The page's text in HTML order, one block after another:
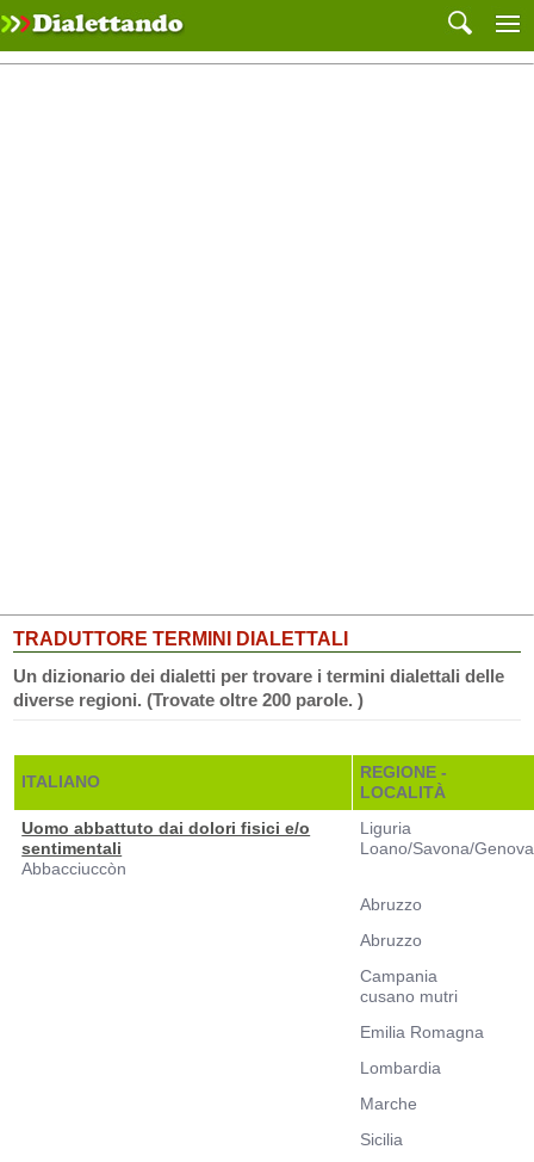
TRADUTTORE TERMINI DIALETTALI
Un dizionario dei dialetti per trovare i termini dialettali delle
diverse regioni. (Trovate oltre 200 parole. )
ITALIANO
REGIONE -
LOCALITÀ
Uomo abbattuto dai dolori fisici e/o
sentimentali
Abbacciuccòn
Liguria
Loano/Savona/Genova
Abruzzo
Abruzzo
Campania
cusano mutri
Emilia Romagna
Lombardia
Marche
Sicilia